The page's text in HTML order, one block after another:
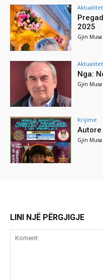
Aktualitet
2025
Gjin Musa
Aktualitet
Nga:
Gjin Musa
Krijime
Autore
Gjin Musa
LINI NJË PËRGJIGJE